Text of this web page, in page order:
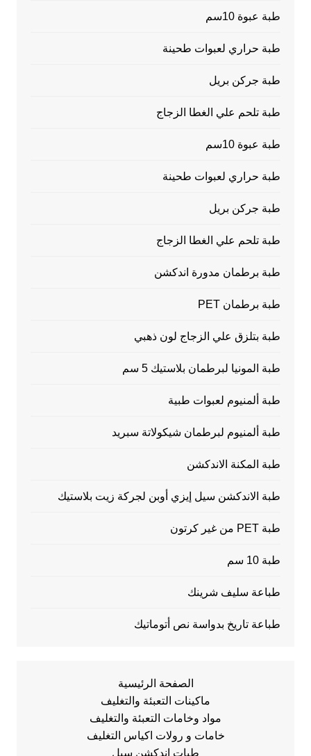
طبة عبوة 10سم
طبة حراري لعبوات طحينة
طبة جركن بريل
طبة تلحم علي الغطا الزجاج
طبة عبوة 10سم
طبة حراري لعبوات طحينة
طبة جركن بريل
طبة تلحم علي الغطا الزجاج
طبة برطمان مدورة اندكشن
طبة برطمان PET
طبة بتلزق علي الزجاج لون ذهبي
طبة المونيا لبرطمان بلاستيك 5 سم
طبة ألمنيوم لعبوات طبية
طبة ألمنيوم لبرطمان شيكولاتة سبريد
طبة المكنة الاندكشن
طبة الاندكشن سيل إيزي أوبن لجركة زيت بلاستيك
طبة PET من غير كرتون
طبة 10 سم
طباعة سليف شرينك
طباعة تاريخ بدواسة نص أتوماتيك
الصفحة الرئيسية
ماكينات التعبئة والتغليف
مواد وخامات التعبئة والتغليف
خامات و رولات اكياس التغليف
طبات اندكشن سيل